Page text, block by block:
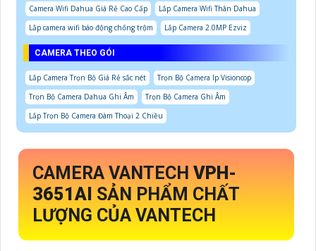
Camera Wifi Dahua Giá Rẻ Cao Cấp
Lắp Camera Wifi Thân Dahua
Lắp camera wifi báo động chống trộm
Lắp Camera 2.0MP Ezviz
CAMERA THEO GÓI
Lắp Camera Trọn Bộ Giá Rẻ sắc nét
Trọn Bộ Camera Ip Visioncop
Trọn Bộ Camera Dahua Ghi Âm
Trọn Bộ Camera Ghi Âm
Lắp Trọn Bộ Camera Đàm Thoại 2 Chiều
CAMERA VANTECH VPH-
3651AI SẢN PHẨM CHẤT
LƯỢNG CỦA VANTECH